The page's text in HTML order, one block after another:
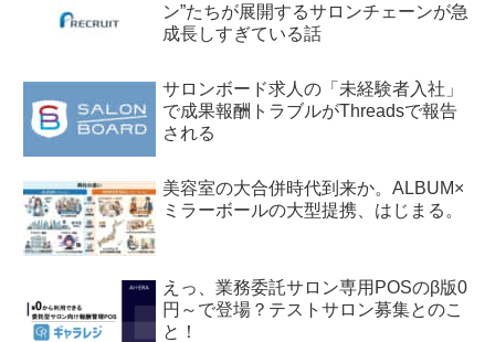
ン”たちが展開するサロンチェーンが急
成長しすぎている話
サロンボード求人の「未経験者入社」
で成果報酬トラブルがThreadsで報告
される
美容室の大合併時代到来か。ALBUM×
ミラーボールの大型提携、はじまる。
えっ、業務委託サロン専用POSのβ版0
円～で登場？テストサロン募集とのこ
と！